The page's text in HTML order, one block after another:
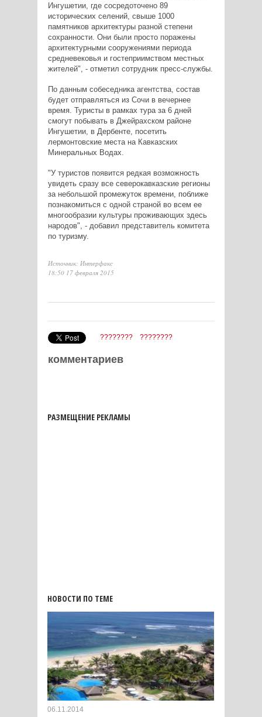
Ингушетии, где сосредоточено 89
исторических селений, свыше 1000
памятников архитектуры разной степени
сохранности. Они были просто поражены
архитектурными сооружениями периода
средневековья и гостеприимством местных
жителей", - отметил сотрудник пресс-службы.
По данным собеседника агентства, состав
будет отправляться из Сочи в вечернее
время. Туристы в рамках тура за 6 дней
смогут побывать в Джейрахском районе
Ингушетии, в Дербенте, посетить
лермонтовские места на Кавказских
Минеральных Водах.
"У туристов появится редкая возможность
увидеть сразу все северокавказские регионы
за небольшой промежуток времени, поближе
познакомиться с одной страной во всем ее
многообразии культуры проживающих здесь
народов", - добавил представитель комитета
по туризму.
Источник: Интерфакс
18:50 17 февраля 2015
???????? ????????
комментариев
РАЗМЕЩЕНИЕ РЕКЛАМЫ
НОВОСТИ ПО ТЕМЕ
06.11.2014